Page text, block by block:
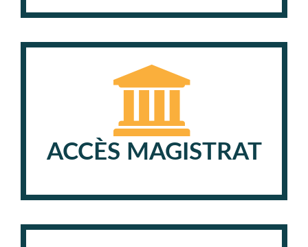
ACCÈS MAGISTRAT